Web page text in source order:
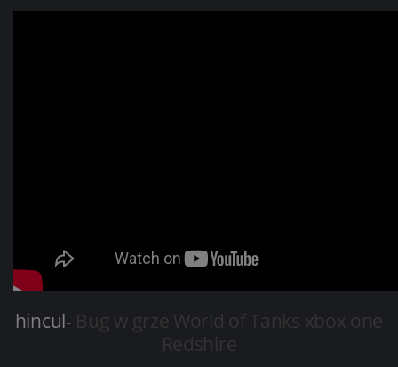
hincul- Bug w grze World of Tanks xbox one
Redshire